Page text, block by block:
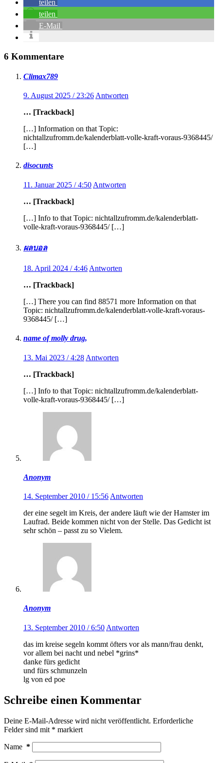
teilen
teilen
E-Mail
6 Kommentare
Climax789
9. August 2025 / 23:26 Antworten
… [Trackback]
[…] Information on that Topic:
nichtallzufromm.de/kalenderblatt-volle-kraft-voraus-9368445/
[…]
disocunts
11. Januar 2025 / 4:50 Antworten
… [Trackback]
[…] Info to that Topic: nichtallzufromm.de/kalenderblatt-
volle-kraft-voraus-9368445/ […]
ผลบอล
18. April 2024 / 4:46 Antworten
… [Trackback]
[…] There you can find 88571 more Information on that
Topic: nichtallzufromm.de/kalenderblatt-volle-kraft-voraus-
9368445/ […]
name of molly drug,
13. Mai 2023 / 4:28 Antworten
… [Trackback]
[…] Info to that Topic: nichtallzufromm.de/kalenderblatt-
volle-kraft-voraus-9368445/ […]
Anonym
14. September 2010 / 15:56 Antworten
der eine segelt im Kreis, der andere läuft wie der Hamster im
Laufrad. Beide kommen nicht von der Stelle. Das Gedicht ist
sehr schön – passt zu so Vielem.
Anonym
13. September 2010 / 6:50 Antworten
das im kreise segeln kommt öfters vor als mann/frau denkt,
vor allem bei nacht und nebel *grins*
danke fürs gedicht
und fürs schmunzeln
lg von ed poe
Schreibe einen Kommentar
Deine E-Mail-Adresse wird nicht veröffentlicht. Erforderliche
Felder sind mit * markiert
Name *